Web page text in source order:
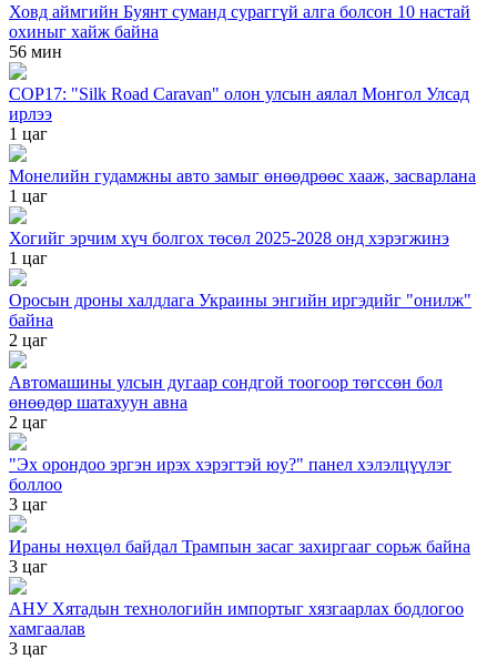
Ховд аймгийн Буянт суманд сураггүй алга болсон 10 настай
охиныг хайж байна
56 мин
COP17: "Silk Road Caravan" олон улсын аялал Монгол Улсад
ирлээ
1 цаг
Монелийн гудамжны авто замыг өнөөдрөөс хааж, засварлана
1 цаг
Хогийг эрчим хүч болгох төсөл 2025-2028 онд хэрэгжинэ
1 цаг
Оросын дроны халдлага Украины энгийн иргэдийг "онилж"
байна
2 цаг
Автомашины улсын дугаар сондгой тоогоор төгссөн бол
өнөөдөр шатахуун авна
2 цаг
"Эх орондоо эргэн ирэх хэрэгтэй юу?" панел хэлэлцүүлэг
боллоо
3 цаг
Ираны нөхцөл байдал Трампын засаг захиргааг сорьж байна
3 цаг
АНУ Хятадын технологийн импортыг хязгаарлах бодлогоо
хамгаалав
3 цаг